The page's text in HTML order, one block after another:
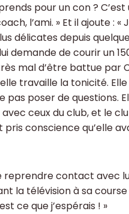
pour un con ?
l’ami. » Et il ajoute :
délicates depuis
demande de courir un
mal d’être battue par
travaille la tonicité.
poser de questions.
ceux du club, et le
pris conscience qu’elle
contact avec
la télévision à sa course
ce que j’espérais ! »